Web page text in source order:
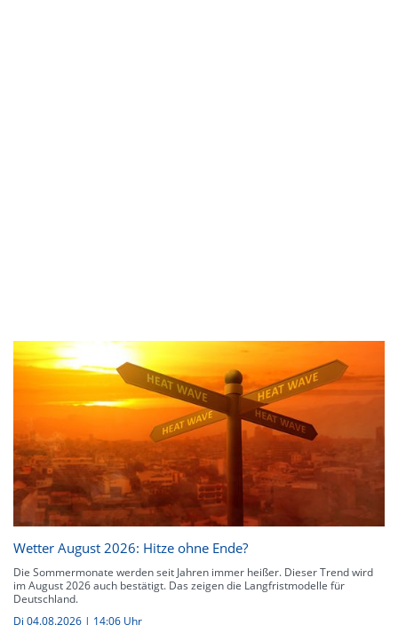
Wetter August 2026: Hitze ohne Ende?
Die Sommermonate werden seit Jahren immer heißer. Dieser Trend wird
im August 2026 auch bestätigt. Das zeigen die Langfristmodelle für
Deutschland.
Di 04.08.2026 | 14:06 Uhr